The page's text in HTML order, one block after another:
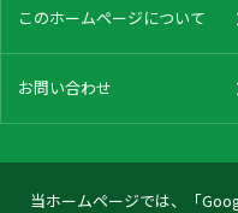
当ホームページでは、「
このホームページについて
お問い合わせ